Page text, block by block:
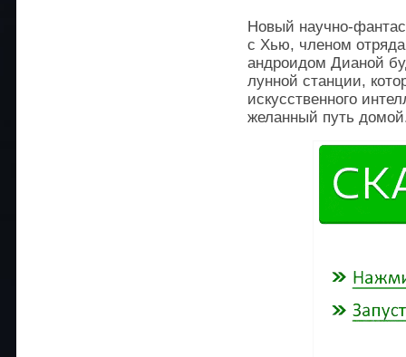
Новый научно-
с Хью, членом отряда
андроидом Дианой
лунной станции,
искусственного
желанный путь